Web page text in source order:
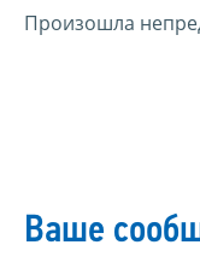
Произошла
Ваше